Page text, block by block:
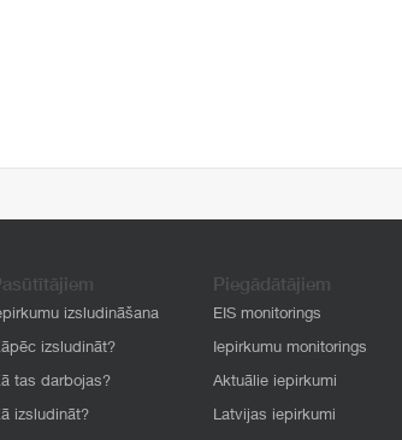
izsludināšana
izsludināt?
tas darbojas?
izsludināt?
Piegādātājiem
EIS monitorings
Iepirkumu monitorings
Aktuālie iepirkumi
Latvijas iepirkumi